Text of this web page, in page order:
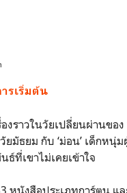
รเริ่มต้น
งราวในวัยเปลี่ยนผ่านขอ
มัธยม กับ ‘ม่อน’ เด็กหนุ่
ที่เขาไม่เคยเข้าใจ
หนังสือประเภทการ์ตูน แ